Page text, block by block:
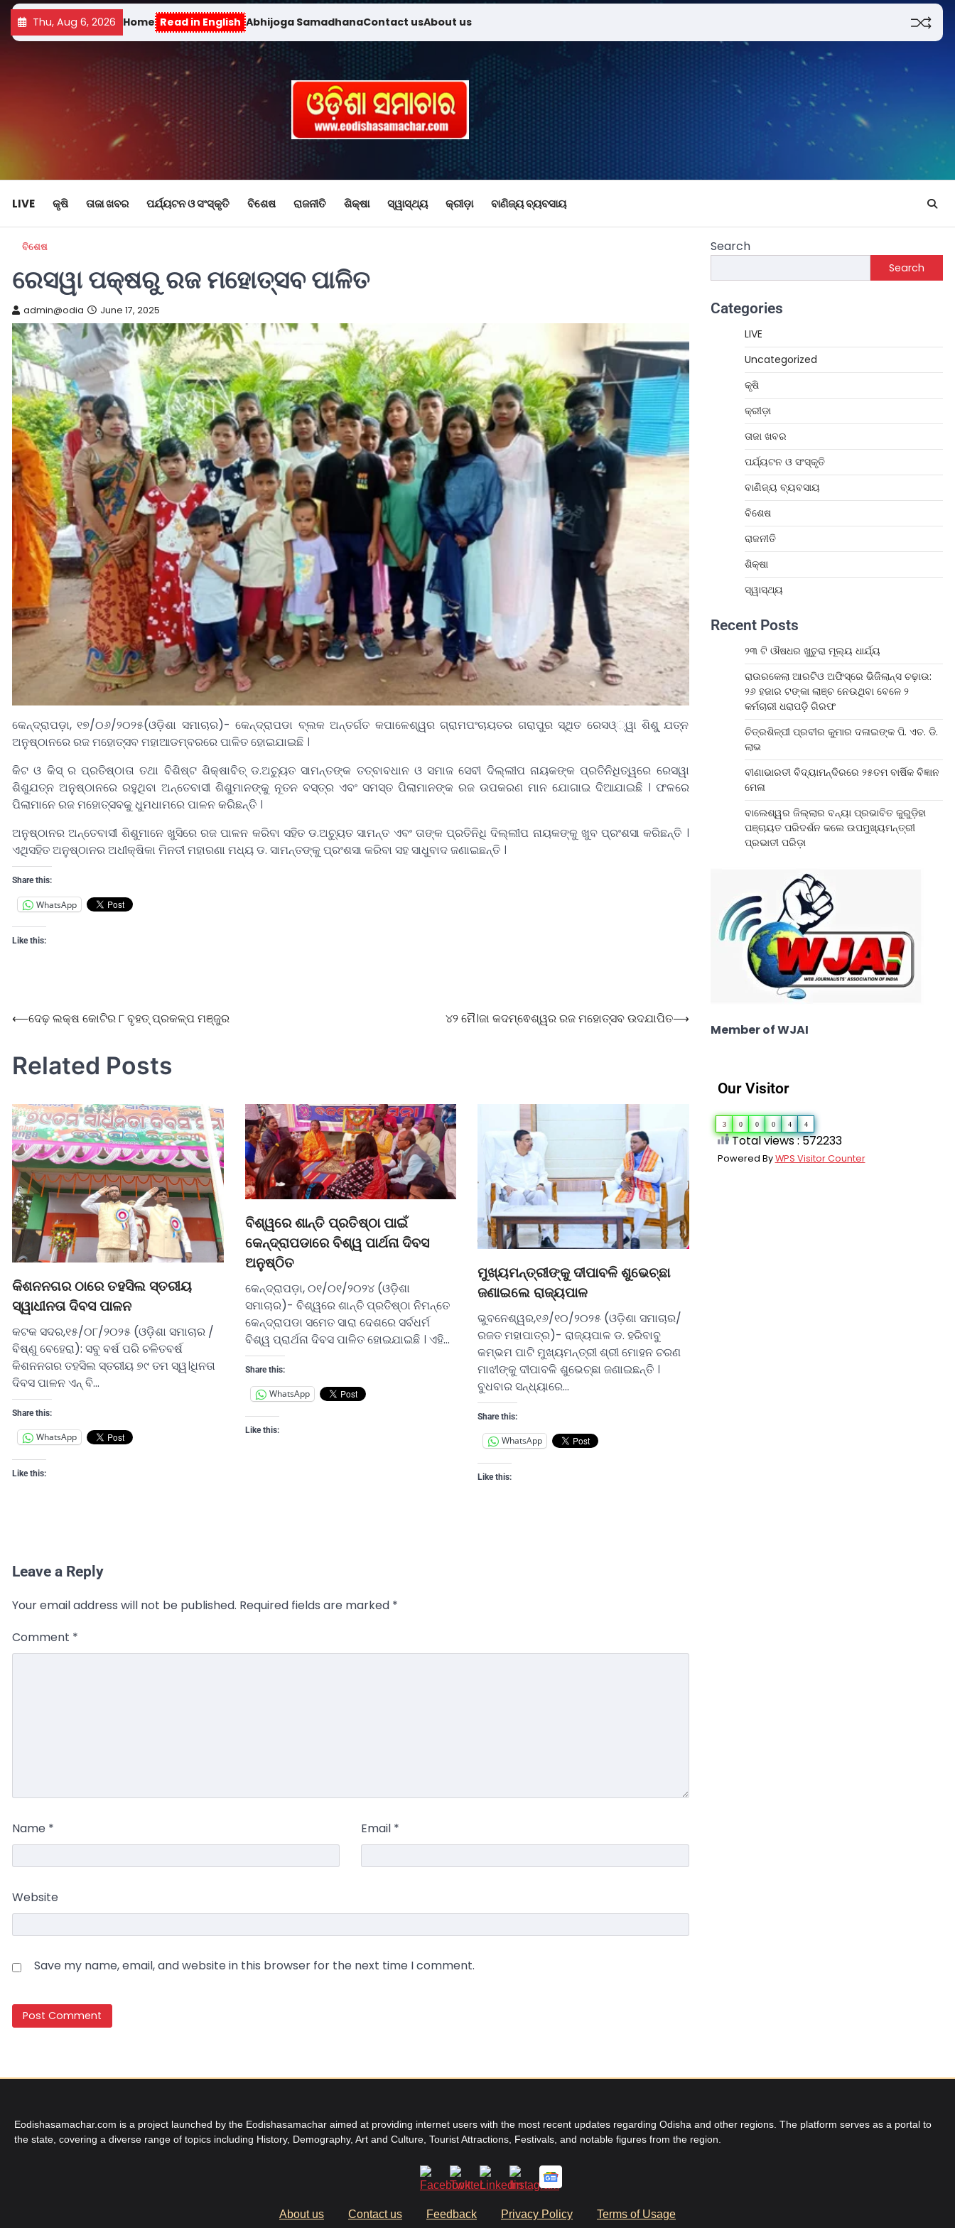
Thu, Aug 6, 2026 Home Read in English Abhijoga SamadhanaContact usAbout us
LIVE କୃଷି ତାଜା ଖବର ପର୍ଯ୍ୟଟନ ଓ ସଂସ୍କୃତି ବିଶେଷ ରାଜନୀତି ଶିକ୍ଷା ସ୍ୱାସ୍ଥ୍ୟ କ୍ରୀଡ଼ା ବାଣିଜ୍ୟ ବ୍ୟବସାୟ
ବିଶେଷ
ରେସୱା ପକ୍ଷରୁ ରଜ ମହୋତ୍ସବ ପାଳିତ
admin@odia June 17, 2025
କେନ୍ଦ୍ରାପଡ଼ା, ୧୭/୦୬/୨୦୨୫(ଓଡ଼ିଶା ସମାଚାର)- କେନ୍ଦ୍ରାପଡା ବ୍ଲକ ଅନ୍ତର୍ଗତ କପାଳେଶ୍ୱର ଗ୍ରାମପଂଚାୟତର ଗରାପୁର ସ୍ଥିତ ରେସଓ୍୍ୱା ଶିଶୁ୍ ଯତ୍ନ
ଅନୁଷ୍ଠାନରେ ରଜ ମହୋତ୍ସବ ମହାଆଡମ୍ବରରେ ପାଳିତ ହୋଇଯାଇଛି ।
କିଟ ଓ କିସ୍ ର ପ୍ରତିଷ୍ଠାତା ତଥା ବିଶିଷ୍ଟ ଶିକ୍ଷାବିତ୍ ଡ.ଅଚୁ୍ୟତ ସାମନ୍ତଙ୍କ ତତ୍ବାବଧାନ ଓ ସମାଜ ସେବୀ ଦିଲ୍ଲୀପ ନାୟକଙ୍କ ପ୍ରତିନିଧିତ୍ୱରେ ରେସୱା
ଶିଶୁଯତ୍ନ ଅନୁଷ୍ଠାନରେ ରହୁଥିବା ଅନ୍ତେବାସୀ ଶିଶୁମାନଙ୍କୁ ନୂତନ ବସ୍ତ୍ର ଏବଂ ସମସ୍ତ ପିଲାମାନଙ୍କ ରଜ ଉପକରଣ ମାନ ଯୋଗାଇ ଦିଆଯାଇଛି । ଫଳରେ
ପିଲାମାନେ ରଜ ମହୋତ୍ସବକୁ ଧୁମଧାମରେ ପାଳନ କରିଛନ୍ତି ।
ଅନୁଷ୍ଠାନର ଅନ୍ତେବାସୀ ଶିଶୁମାନେ ଖୁସିରେ ରଜ ପାଳନ କରିବା ସହିତ ଡ.ଅଚୁ୍ୟତ ସାମନ୍ତ ଏବଂ ତାଙ୍କ ପ୍ରତିନିଧି ଦିଲ୍ଲୀପ ନାୟକଙ୍କୁ ଖୁବ ପ୍ରଂଶସା କରିଛନ୍ତି ।
ଏଥିସହିତ ଅନୁଷ୍ଠାନର ଅଧୀକ୍ଷିକା ମିନତୀ ମହାରଣା ମଧ୍ୟ ଡ. ସାମନ୍ତଙ୍କୁ ପ୍ରଂଶସା କରିବା ସହ ସାଧୁବାଦ ଜଣାଇଛନ୍ତି ।
Share this:
WhatsApp
Like this:
⟵ଦେଢ଼ ଲକ୍ଷ କୋଟିର ୮ ବୃହତ୍ ପ୍ରକଳ୍ପ ମଞ୍ଜୁର ୪୨ ମୈ।ଜା କଦମ୍ଵେଶ୍ୱର ରଜ ମହୋତ୍ସବ ଉଦଯାପିତ⟶
Related Posts
କିଶନନଗର ଠାରେ ତହସିଲ ସ୍ତରୀୟ
ସ୍ୱାଧୀନତା ଦିବସ ପାଳନ
କଟକ ସଦର,୧୫/୦୮/୨୦୨୫ (ଓଡ଼ିଶା ସମାଚାର /
ବିଷ୍ଣୁ ବେହେରା): ସବୁ ବର୍ଷ ପରି ଚଳିତବର୍ଷ
କିଶନନଗର ତହସିଲ ସ୍ତରୀୟ ୭୯ ତମ ସ୍ୱ।ଧିନତା
ଦିବସ ପାଳନ ଏନ୍ ବି…
Share this:
WhatsApp
Like this:
ବିଶ୍ୱରେ ଶାନ୍ତି ପ୍ରତିଷ୍ଠା ପାଇଁ
କେନ୍ଦ୍ରାପଡାରେ ବିଶ୍ୱ ପାର୍ଥନା ଦିବସ
ଅନୁଷ୍ଠିତ
କେନ୍ଦ୍ରାପଡ଼ା, ୦୧/୦୧/୨୦୨୪ (ଓଡ଼ିଶା
ସମାଚାର)- ବିଶ୍ୱରେ ଶାନ୍ତି ପ୍ରତିଷ୍ଠା ନିମନ୍ତେ
କେନ୍ଦ୍ରାପଡା ସମେତ ସାରା ଦେଶରେ ସର୍ବଧର୍ମ
ବିଶ୍ୱ ପ୍ରାର୍ଥନା ଦିବସ ପାଳିତ ହୋଇଯାଇଛି । ଏହି…
Share this:
WhatsApp
Like this:
ମୁଖ୍ୟମନ୍ତ୍ରୀଙ୍କୁ ଦୀପାବଳି ଶୁଭେଚ୍ଛା
ଜଣାଇଲେ ରାଜ୍ୟପାଳ
ଭୁବନେଶ୍ୱର,୧୬/୧୦/୨୦୨୫ (ଓଡ଼ିଶା ସମାଚାର/
ରଜତ ମହାପାତ୍ର)- ରାଜ୍ୟପାଳ ଡ. ହରିବାବୁ
କମ୍ଭମ ପାଟି ମୁଖ୍ୟମନ୍ତ୍ରୀ ଶ୍ରୀ ମୋହନ ଚରଣ
ମାଝୀଙ୍କୁ ଦୀପାବଳି ଶୁଭେଚ୍ଛା ଜଣାଇଛନ୍ତି ।
ବୁଧବାର ସନ୍ଧ୍ୟାରେ…
Share this:
WhatsApp
Like this:
Leave a Reply
Your email address will not be published. Required fields are marked *
Comment *
Name * Email *
Website
Save my name, email, and website in this browser for the next time I comment.
Search
Search
Categories
LIVE
Uncategorized
କୃଷି
କ୍ରୀଡ଼ା
ତାଜା ଖବର
ପର୍ଯ୍ୟଟନ ଓ ସଂସ୍କୃତି
ବାଣିଜ୍ୟ ବ୍ୟବସାୟ
ବିଶେଷ
ରାଜନୀତି
ଶିକ୍ଷା
ସ୍ୱାସ୍ଥ୍ୟ
Recent Posts
୨୩ ଟି ଔଷଧର ଖୁଚୁରା ମୂଲ୍ୟ ଧାର୍ଯ୍ୟ
ରାଉରକେଲା ଆରଟିଓ ଅଫିସ୍‌ରେ ଭିଜିଲାନ୍ସ ଚଢ଼ାଉ:
୨୬ ହଜାର ଟଙ୍କା ଲାଞ୍ଚ ନେଉଥିବା ବେଳେ ୨
କର୍ମଚାରୀ ଧରାପଡ଼ି ଗିରଫ
ଚିତ୍ରଶିଳ୍ପୀ ପ୍ରବୀର କୁମାର ଦଳାଇଙ୍କ ପି. ଏଚ. ଡି.
ଲାଭ
ବୀଣାଭାରତୀ ବିଦ୍ୟାମନ୍ଦିରରେ ୨୫ତମ ବାର୍ଷିକ ବିଜ୍ଞାନ
ମେଳା
ବାଲେଶ୍ୱର ଜିଲ୍ଲାର ବନ୍ୟା ପ୍ରଭାବିତ କୁରୁଡ଼ିହା
ପଞ୍ଚାୟତ ପରିଦର୍ଶନ କଲେ ଉପମୁଖ୍ୟମନ୍ତ୍ରୀ
ପ୍ରଭାତୀ ପରିଡ଼ା
Member of WJAI
Our Visitor
3 0 0 0 4 4
Total views : 572233
Powered ByWPS Visitor Counter
Eodishasamachar.com is a project launched by the Eodishasamachar aimed at providing internet users with the most recent updates regarding Odisha and other regions. The platform serves as a portal to
the state, covering a diverse range of topics including History, Demography, Art and Culture, Tourist Attractions, Festivals, and notable figures from the region.
About us Contact us Feedback Privacy Policy Terms of Usage